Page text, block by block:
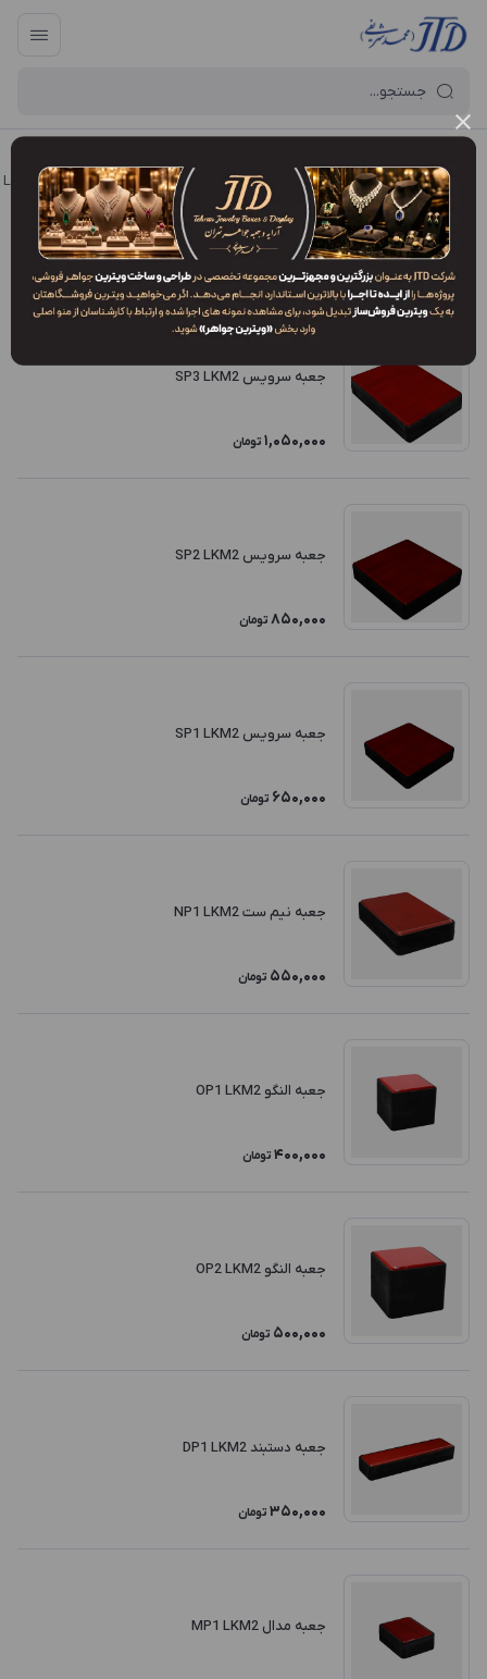
آرایه و جعبه جواهر تهران / فروشگاه محصولات / انواع مدل محصولات /
LK2
LK2
فیلتر محصولات ترتیب نمایش: جدیدترین
جعبه سرویس SP3 LKM2
1,050,000 تومان
جعبه سرویس SP2 LKM2
850,000 تومان
جعبه سرویس SP1 LKM2
650,000 تومان
جعبه نیم ست NP1 LKM2
550,000 تومان
جعبه النگو OP1 LKM2
400,000 تومان
جعبه النگو OP2 LKM2
500,000 تومان
جعبه دستبند DP1 LKM2
350,000 تومان
جعبه مدال MP1 LKM2